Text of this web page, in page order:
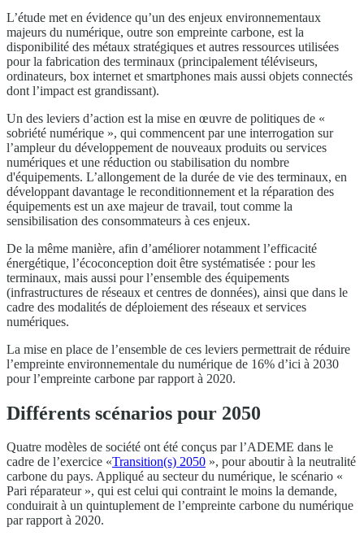
L’étude met en évidence qu’un des enjeux environnementaux
majeurs du numérique, outre son empreinte carbone, est la
disponibilité des métaux stratégiques et autres ressources utilisées
pour la fabrication des terminaux (principalement téléviseurs,
ordinateurs, box internet et smartphones mais aussi objets connectés
dont l’impact est grandissant).
Un des leviers d’action est la mise en œuvre de politiques de «
sobriété numérique », qui commencent par une interrogation sur
l’ampleur du développement de nouveaux produits ou services
numériques et une réduction ou stabilisation du nombre
d'équipements. L’allongement de la durée de vie des terminaux, en
développant davantage le reconditionnement et la réparation des
équipements est un axe majeur de travail, tout comme la
sensibilisation des consommateurs à ces enjeux.
De la même manière, afin d’améliorer notamment l’efficacité
énergétique, l’écoconception doit être systématisée : pour les
terminaux, mais aussi pour l’ensemble des équipements
(infrastructures de réseaux et centres de données), ainsi que dans le
cadre des modalités de déploiement des réseaux et services
numériques.
La mise en place de l’ensemble de ces leviers permettrait de réduire
l’empreinte environnementale du numérique de 16% d’ici à 2030
pour l’empreinte carbone par rapport à 2020.
Différents scénarios pour 2050
Quatre modèles de société ont été conçus par l’ADEME dans le
cadre de l’exercice «Transition(s) 2050 », pour aboutir à la neutralité
carbone du pays. Appliqué au secteur du numérique, le scénario «
Pari réparateur », qui est celui qui contraint le moins la demande,
conduirait à un quintuplement de l’empreinte carbone du numérique
par rapport à 2020.